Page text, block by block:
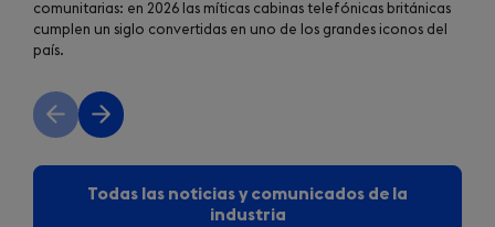
comunitarias: en 2026 las míticas cabinas telefónicas británicas
cumplen un siglo convertidas en uno de los grandes iconos del
país.
Previous
slide
Next
slide
Todas las noticias y comunicados de la
industria